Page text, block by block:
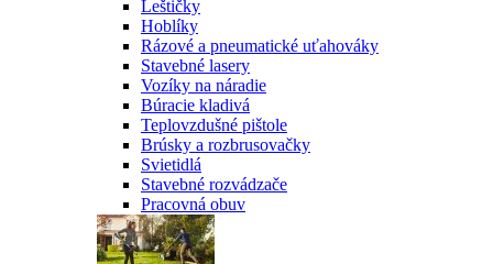
Leštičky
Hoblíky
Rázové a pneumatické uťahováky
Stavebné lasery
Vozíky na náradie
Búracie kladivá
Teplovzdušné pištole
Brúsky a rozbrusovačky
Svietidlá
Stavebné rozvádzače
Pracovná obuv